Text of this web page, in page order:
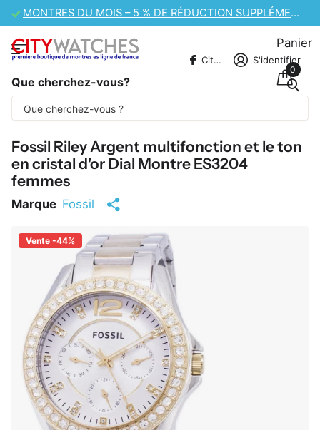
VENTE DE MONTRES CASIO – 10 % DE RÉDUCTION SUPPLÉMENTAIRE
Que cherchez-vous?
CitywatchesFR S'identifier
Panier
0
Une partie du contenu est traduite
automatiquement.
Fossil Riley Argent multifonction et le ton
en cristal d'or Dial Montre ES3204
femmes
Marque Fossil
Vente -44%